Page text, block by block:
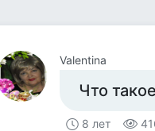
Valentina
Что
8 лет